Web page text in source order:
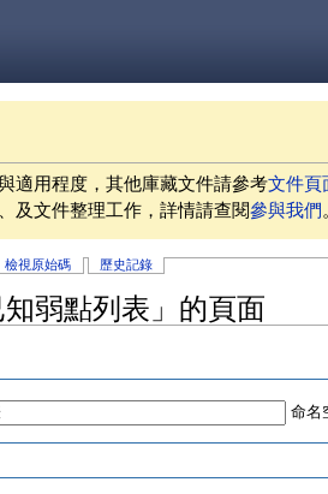
適用程度，其他庫藏文件請參考文件頁
及文件整理工作，詳情請查閱參與我們
檢視原始碼 歷史記錄
弱點列表」的頁面
命名